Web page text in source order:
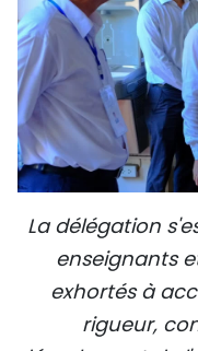
La délégation
enseignants
exhortés à
rigueur,